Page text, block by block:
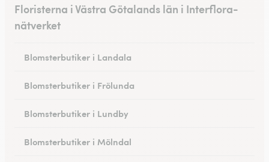
Floristerna i Västra Götalands län i Interflora-
nätverket
Blomsterbutiker i Landala
Blomsterbutiker i Frölunda
Blomsterbutiker i Lundby
Blomsterbutiker i Mölndal